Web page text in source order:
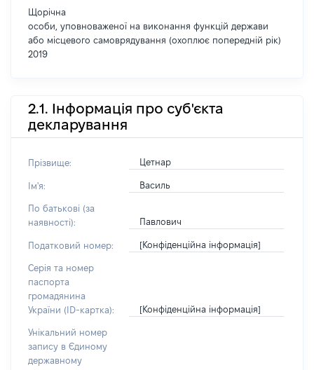
Щорічна
особи, уповноваженої на виконання функцій держави
або місцевого самоврядування (охоплює попередній рік)
2019
2.1. Інформація про суб'єкта
декларування
Прізвище: Цетнар
Ім'я: Василь
По батькові (за
наявності):
Павлович
Податковий номер: [Конфіденційна інформація]
Серія та номер
паспорта
громадянина
України (ID-картка):
[Конфіденційна інформація]
Унікальний номер
запису в Єдиному
державному